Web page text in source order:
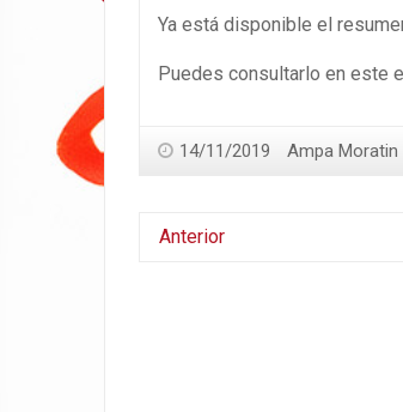
Ya está disponible el
Puedes consultarlo en este
14/11/2019 Ampa Moratin
Anterior